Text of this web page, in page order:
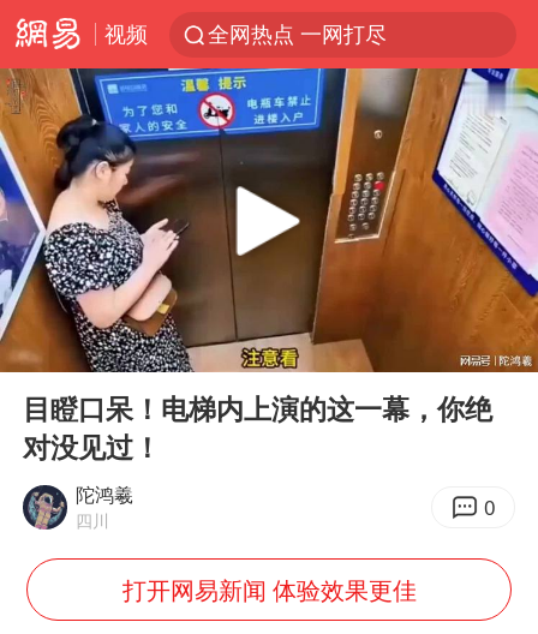
视频 全网热点 一网打尽
Play
00:00
目瞪口呆！电梯内上演的这一幕，你绝
对没见过！
陀鸿羲
四川 0
打开网易新闻 体验效果更佳